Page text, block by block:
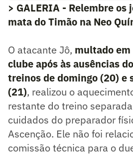
> GALERIA - Relembre os
mata do Timão na Neo
O atacante Jô, multado
clube após às ausências
treinos de domingo (20) e
(21), realizou o
restante do treino
cuidados do preparador
Ascenção. Ele não foi
comissão técnica para o